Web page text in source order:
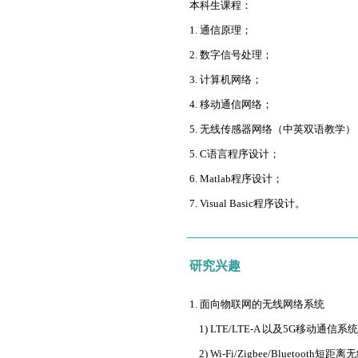
本科生课程：
1. 通信原理；
2. 数字信号处理；
3. 计算机网络；
4. 移动通信网络；
5. 无线传感器网络（中英双语教学）
5. C语言程序设计；
6. Matlab程序设计；
7. Visual Basic程序设计。
研究兴趣
1. 面向物联网的无线网络系统
1) LTE/LTE-A 以及5G移动通信系统
2) Wi-Fi/Zigbee/Bluetooth短距离无